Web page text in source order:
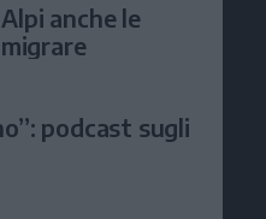
anche le
podcast sugli